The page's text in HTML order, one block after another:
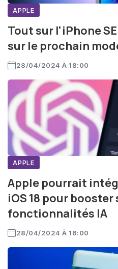
APPLE
Tout sur l'iPhone
sur le prochain
28/04/2024 À 18:00
APPLE
Apple pourrait
iOS 18 pour booster
fonctionnalités IA
28/04/2024 À 16:00